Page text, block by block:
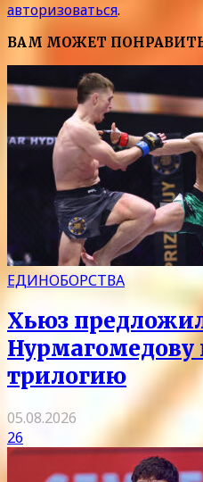
авторизоваться.
ВАМ МОЖЕТ
ЕДИНОБОРСТВА
Хьюз
Нурмагомедову
трилогию
05.08.2026
26